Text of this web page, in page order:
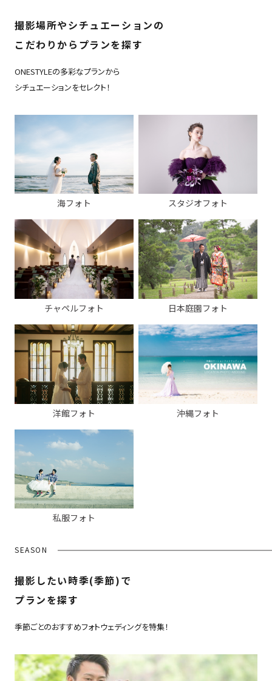
撮影場所やシチュエーションの
こだわりからプランを探す
ONESTYLEの多彩なプランから
シチュエーションをセレクト！
海フォト スタジオフォト
チャペルフォト 日本庭園フォト
洋館フォト 沖縄フォト
私服フォト
SEASON
撮影したい時季(季節)で
プランを探す
季節ごとのおすすめフォトウェディングを特集！